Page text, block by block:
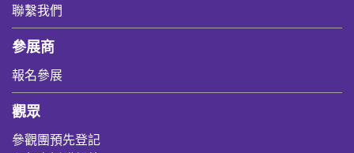
聯繫我們
參展商
報名參展
觀眾
參觀團預先登記